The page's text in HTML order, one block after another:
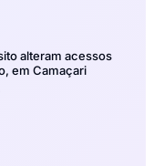
alteram acessos
em Camaçari